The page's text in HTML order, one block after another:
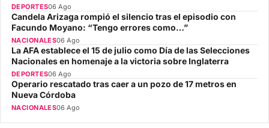
DEPORTES06 Ago
Candela Arizaga rompió el silencio tras el episodio con
Facundo Moyano: “Tengo errores como…”
NACIONALES06 Ago
La AFA establece el 15 de julio como Día de las Selecciones
Nacionales en homenaje a la victoria sobre Inglaterra
DEPORTES06 Ago
Operario rescatado tras caer a un pozo de 17 metros en
Nueva Córdoba
NACIONALES06 Ago